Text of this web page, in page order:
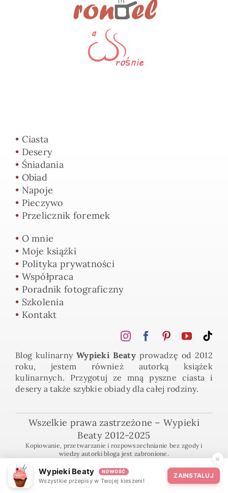
• Ciasta
• Desery
• Śniadania
• Obiad
• Napoje
• Pieczywo
• Przelicznik foremek
• O mnie
• Moje książki
• Polityka prywatności
• Współpraca
• Poradnik fotograficzny
• Szkolenia
• Kontakt
Blog kulinarny Wypieki Beaty prowadzę od 2012
roku, jestem również autorką książek
kulinarnych. Przygotuj ze mną pyszne ciasta i
desery a także szybkie obiady dla całej rodziny.
Wszelkie prawa zastrzeżone – Wypieki
Beaty 2012-2025
Kopiowanie, przetwarzanie i rozpowszechnianie bez zgody i
wiedzy autorki bloga jest zabronione.
×
Wypieki Beaty NOWOŚĆ
Wszystkie przepisy w Twojej kieszeni!
ZAINSTALUJ